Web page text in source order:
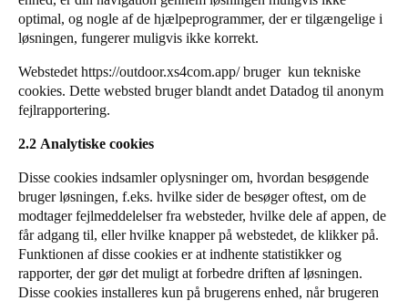
Gem nyt valg som standard
optimal, og nogle af de hjælpeprogrammer, der er tilgængelige i
løsningen, fungerer muligvis ikke korrekt.
Webstedet https://outdoor.xs4com.app/bruger kun tekniske
cookies. Dette websted bruger blandt andet Datadog til anonym
fejlrapportering.
2.2 Analytiske cookies
Disse cookies indsamler oplysninger om, hvordan besøgende
bruger løsningen, f.eks. hvilke sider de besøger oftest, om de
modtager fejlmeddelelser fra websteder, hvilke dele af appen, de
får adgang til, eller hvilke knapper på webstedet, de klikker på.
Funktionen af disse cookies er at indhente statistikker og
rapporter, der gør det muligt at forbedre driften af løsningen.
Disse cookies installeres kun på brugerens enhed, når brugeren